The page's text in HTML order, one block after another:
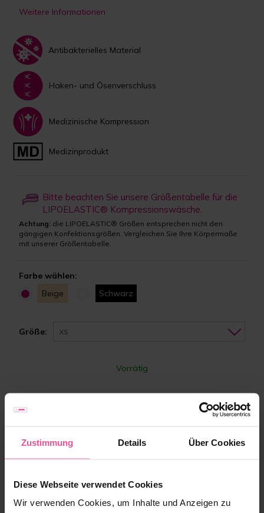
Zustimmung Details Über Cookies
Diese Webseite verwendet Cookies
Wir verwenden Cookies, um Inhalte und Anzeigen zu
Weitere Informationen
Antibakterielles Material
Haken- und Ösenverschluss
Medizinische Kompression
Medizinprodukt
Bitte beachten Sie unsere Größentabelle für die
LIPOELASTIC® Kompressionswäsche.
Achtung: die LIPOELASTIC® Größen entsprechen nicht den
gängigen Konfektionsgrößen. Vergleichen Sie Ihre Körpermaße
mit unserer Größentabelle.
Farbe wählen:
Beige
Schwarz
Größe: XS
Vorrätig
- Zum Warenkorb hinzufügen